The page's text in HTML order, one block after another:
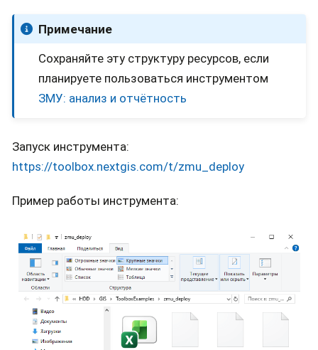
Примечание
Сохраняйте эту структуру ресурсов, если
планируете пользоваться инструментом
ЗМУ: анализ и отчётность
Запуск инструмента:
https://toolbox.nextgis.com/t/zmu_deploy
Пример работы инструмента: